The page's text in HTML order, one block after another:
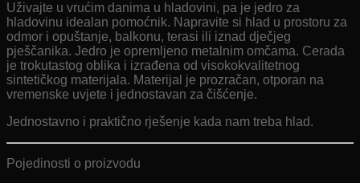
Uživajte u vrućim danima u hladovini, pa je jedro za
hladovinu idealan pomoćnik. Napravite si hlad u prostoru za
odmor i opuštanje, balkonu, terasi ili iznad dječjeg
pješčanika. Jedro je opremljeno metalnim omčama. Cerada
je trokutastog oblika i izrađena od visokokvalitetnog
sintetičkog materijala. Materijal je prozračan, otporan na
vremenske uvjete i jednostavan za čišćenje.
Jednostavno i praktično rješenje kada nam treba hlad.
Pojedinosti o proizvodu